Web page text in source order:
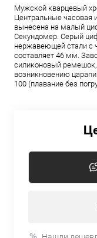
Мужской кварцевый
Центральные часовая
вынесена на малый
Секундомер. Серый
нержавеющей стали с
составляет 46 мм.
силиконовый ремешок,
возникновению
100 (плавание без